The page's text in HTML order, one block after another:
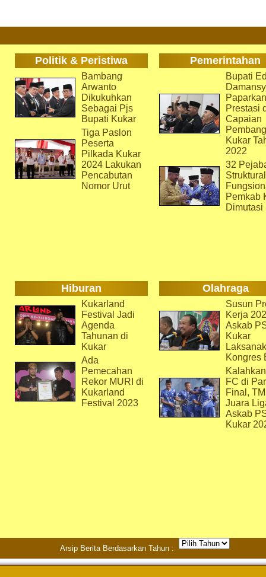
Politik & Peristiwa Pemerintahan
Bambang
Arwanto
Dikukuhkan
Sebagai Pjs
Bupati Kukar
Tiga Paslon
Peserta
Pilkada Kukar
2024 Lakukan
Pencabutan
Nomor Urut
Bupati
Paparkan
Prestasi
Capaian
Kukar
2022
32
Pemkab
Dimutasi
Hiburan Olahraga
Kukarland
Festival Jadi
Agenda
Tahunan di
Kukar
Ada
Pemecahan
Rekor MURI di
Kukarland
Festival 2023
Susun
Kerja
Askab
Kukar
Kongres
FC di
Final,
Juara
Askab
Kukar
Arsip Berita Berdasarkan Tahun :